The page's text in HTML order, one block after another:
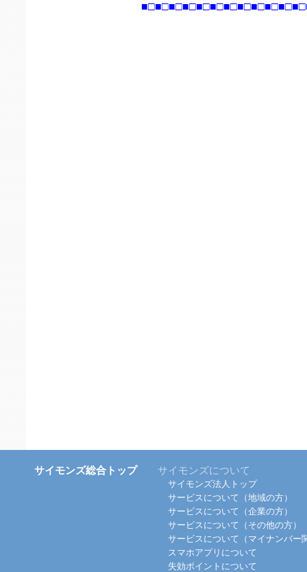
サイモンズ総合トップ サイモンズについて
サイモンズ法人トップ
サービスについて（地域の方）
サービスについて（企業の方）
サービスについて（その他の方）
サービスについて（マイナンバー
スマホアプリについて
失効ポイントについて